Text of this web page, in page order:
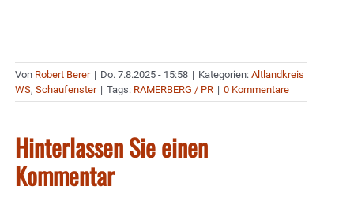
Von Robert Berer | Do. 7.8.2025 - 15:58 | Kategorien: Altlandkreis
WS, Schaufenster | Tags: RAMERBERG / PR | 0 Kommentare
Hinterlassen Sie einen
Kommentar